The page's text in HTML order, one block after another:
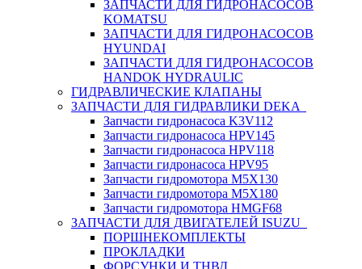
ЗАПЧАСТИ ДЛЯ ГИДРОНАСОСОВ
KOMATSU
ЗАПЧАСТИ ДЛЯ ГИДРОНАСОСОВ
HYUNDAI
ЗАПЧАСТИ ДЛЯ ГИДРОНАСОСОВ
HANDOK HYDRAULIC
ГИДРАВЛИЧЕСКИЕ КЛАПАНЫ
ЗАПЧАСТИ ДЛЯ ГИДРАВЛИКИ DEKA
Запчасти гидронасоса K3V112
Запчасти гидронасоса HPV145
Запчасти гидронасоса HPV118
Запчасти гидронасоса HPV95
Запчасти гидромотора M5X130
Запчасти гидромотора M5X180
Запчасти гидромотора HMGF68
ЗАПЧАСТИ ДЛЯ ДВИГАТЕЛЕЙ ISUZU
ПОРШНЕКОМПЛЕКТЫ
ПРОКЛАДКИ
ФОРСУНКИ И ТНВД